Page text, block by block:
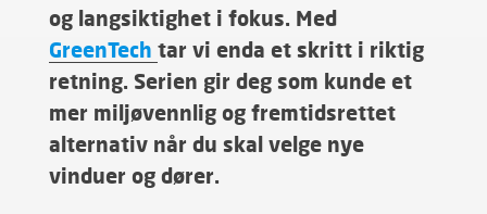
og langsiktighet i fokus. Med
GreenTech tar vi enda et skritt i riktig
retning. Serien gir deg som kunde et
mer miljøvennlig og fremtidsrettet
alternativ når du skal velge nye
vinduer og dører.